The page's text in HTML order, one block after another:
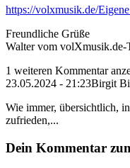
https://volxmusik.de/
Freundliche Grüße
Walter vom volXmusik.de-
1 weiteren Kommentar
23.05.2024 - 21:23Birgit
Wie immer, übersichtlich,
zufrieden,...
Dein Kommentar